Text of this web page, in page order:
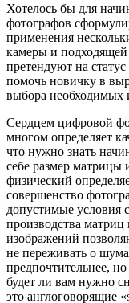
Хотелось бы для
фотографов
применения
камеры и
претендуют на
помочь новичку в
выбора необходимых
Сердцем цифровой
многом определяет
что нужно знать
себе размер матрицы
физический
совершенство
допустимые условия
производства
изображений
не переживать о
предпочтительнее,
будет ли вам нужно
это англоговорящие